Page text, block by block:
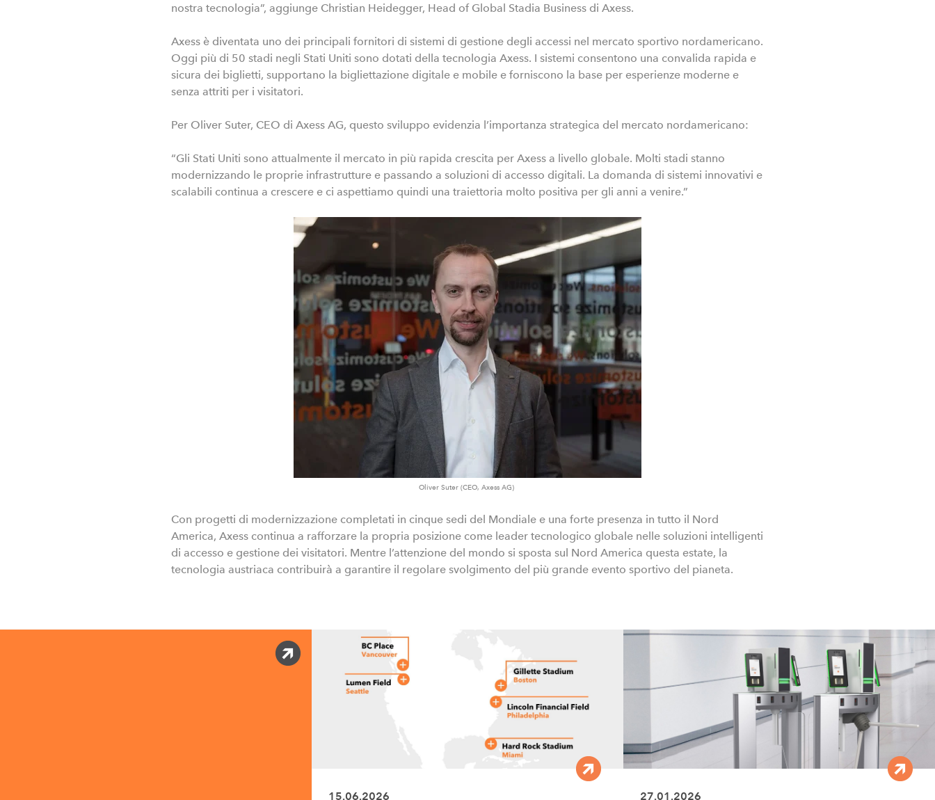
nostra tecnologia”, aggiunge Christian Heidegger, Head of Global Stadia Business di Axess.
Axess è diventata uno dei principali fornitori di sistemi di gestione degli accessi nel mercato sportivo nordamericano.
Oggi più di 50 stadi negli Stati Uniti sono dotati della tecnologia Axess. I sistemi consentono una convalida rapida e
sicura dei biglietti, supportano la bigliettazione digitale e mobile e forniscono la base per esperienze moderne e
senza attriti per i visitatori.
Per Oliver Suter, CEO di Axess AG, questo sviluppo evidenzia l’importanza strategica del mercato nordamericano:
“Gli Stati Uniti sono attualmente il mercato in più rapida crescita per Axess a livello globale. Molti stadi stanno
modernizzando le proprie infrastrutture e passando a soluzioni di accesso digitali. La domanda di sistemi innovativi e
scalabili continua a crescere e ci aspettiamo quindi una traiettoria molto positiva per gli anni a venire.”
Oliver Suter (CEO, Axess AG)
Con progetti di modernizzazione completati in cinque sedi del Mondiale e una forte presenza in tutto il Nord
America, Axess continua a rafforzare la propria posizione come leader tecnologico globale nelle soluzioni intelligenti
di accesso e gestione dei visitatori. Mentre l’attenzione del mondo si sposta sul Nord America questa estate, la
tecnologia austriaca contribuirà a garantire il regolare svolgimento del più grande evento sportivo del pianeta.
15.06.2026 27.01.2026